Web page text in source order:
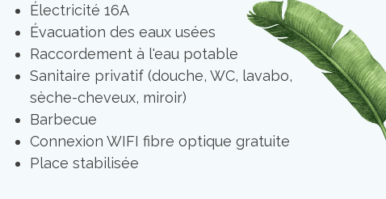
Électricité 16A
Évacuation des eaux usées
Raccordement à l'eau potable
Sanitaire privatif (douche, WC, lavabo,
sèche-cheveux, miroir)
Barbecue
Connexion WIFI fibre optique gratuite
Place stabilisée